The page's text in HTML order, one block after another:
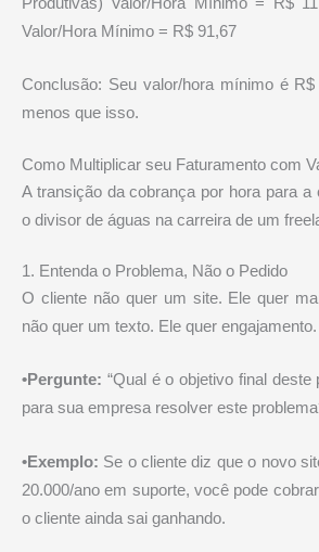
Valor/Hora Mínimo = R$ 91,67
Conclusão: Seu valor/hora mínimo é
menos que isso.
Como Multiplicar seu Faturamento com
A transição da cobrança por hora para a
o divisor de águas na carreira de um
1. Entenda o Problema, Não o Pedido
O cliente não quer um site. Ele quer
não quer um texto. Ele quer engajamento.
•Pergunte: “Qual é o objetivo final deste
para sua empresa resolver este
•Exemplo: Se o cliente diz que o novo
20.000/ano em suporte, você pode
o cliente ainda sai ganhando.